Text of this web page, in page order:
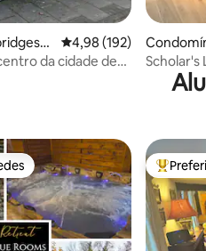
4,98 de uma avaliação
4,98 (192)
da cidade de
e
Scholar's
centro
Entre